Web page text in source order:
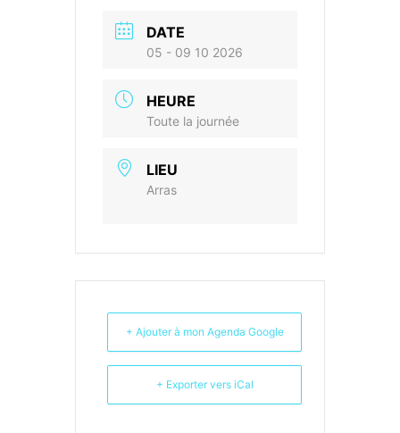
DATE
05 - 09 10 2026
HEURE
Toute la journée
LIEU
Arras
+ Ajouter à mon Agenda Google
+ Exporter vers iCal